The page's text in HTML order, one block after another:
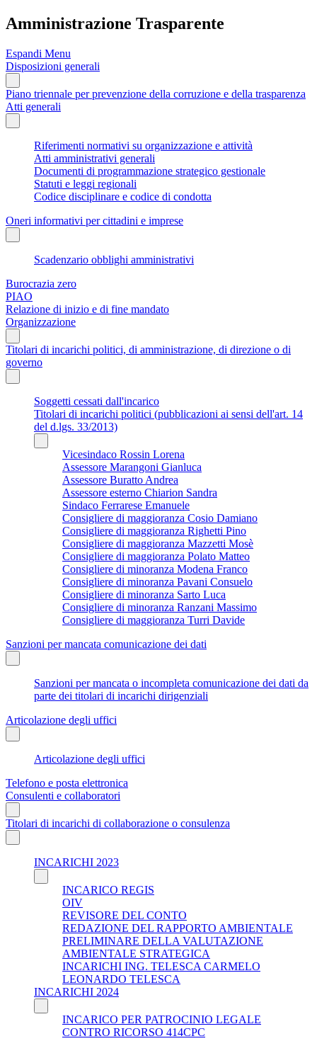
Amministrazione Trasparente
Espandi Menu
Disposizioni generali
Piano triennale per prevenzione della corruzione e della trasparenza
Atti generali
Riferimenti normativi su organizzazione e attività
Atti amministrativi generali
Documenti di programmazione strategico gestionale
Statuti e leggi regionali
Codice disciplinare e codice di condotta
Oneri informativi per cittadini e imprese
Scadenzario obblighi amministrativi
Burocrazia zero
PIAO
Relazione di inizio e di fine mandato
Organizzazione
Titolari di incarichi politici, di amministrazione, di direzione o di
governo
Soggetti cessati dall'incarico
Titolari di incarichi politici (pubblicazioni ai sensi dell'art. 14
del d.lgs. 33/2013)
Vicesindaco Rossin Lorena
Assessore Marangoni Gianluca
Assessore Buratto Andrea
Assessore esterno Chiarion Sandra
Sindaco Ferrarese Emanuele
Consigliere di maggioranza Cosio Damiano
Consigliere di maggioranza Righetti Pino
Consigliere di maggioranza Mazzetti Mosè
Consigliere di maggioranza Polato Matteo
Consigliere di minoranza Modena Franco
Consigliere di minoranza Pavani Consuelo
Consigliere di minoranza Sarto Luca
Consigliere di minoranza Ranzani Massimo
Consigliere di maggioranza Turri Davide
Sanzioni per mancata comunicazione dei dati
Sanzioni per mancata o incompleta comunicazione dei dati da
parte dei titolari di incarichi dirigenziali
Articolazione degli uffici
Articolazione degli uffici
Telefono e posta elettronica
Consulenti e collaboratori
Titolari di incarichi di collaborazione o consulenza
INCARICHI 2023
INCARICO REGIS
OIV
REVISORE DEL CONTO
REDAZIONE DEL RAPPORTO AMBIENTALE
PRELIMINARE DELLA VALUTAZIONE
AMBIENTALE STRATEGICA
INCARICHI ING. TELESCA CARMELO
LEONARDO TELESCA
INCARICHI 2024
INCARICO PER PATROCINIO LEGALE
CONTRO RICORSO 414CPC